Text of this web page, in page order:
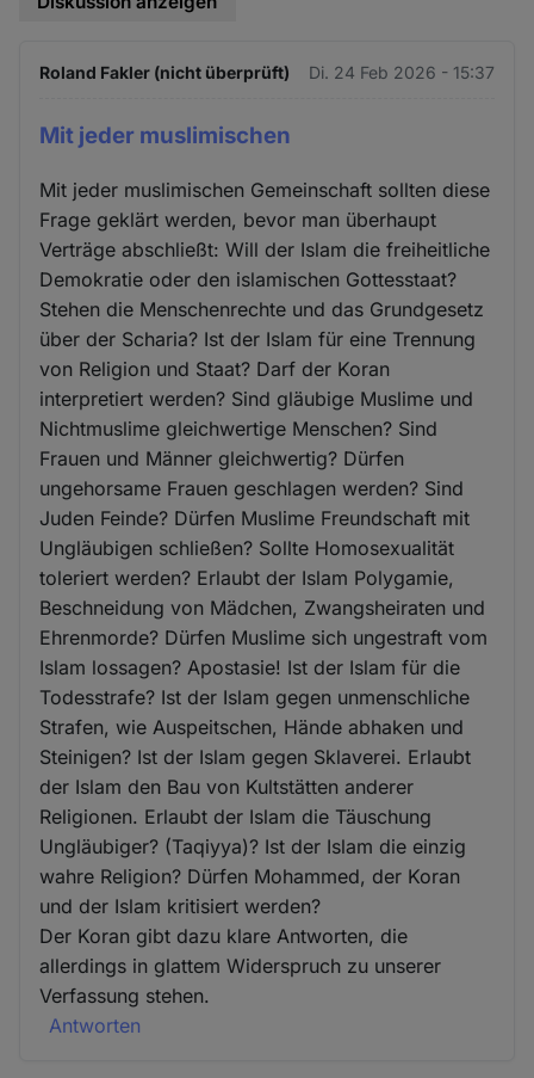
Roland Fakler (nicht überprüft) Di. 24 Feb 2026 - 15:37
Mit jeder muslimischen
Mit jeder muslimischen Gemeinschaft sollten diese
Frage geklärt werden, bevor man überhaupt
Verträge abschließt: Will der Islam die freiheitliche
Demokratie oder den islamischen Gottesstaat?
Stehen die Menschenrechte und das Grundgesetz
über der Scharia? Ist der Islam für eine Trennung
von Religion und Staat? Darf der Koran
interpretiert werden? Sind gläubige Muslime und
Nichtmuslime gleichwertige Menschen? Sind
Frauen und Männer gleichwertig? Dürfen
ungehorsame Frauen geschlagen werden? Sind
Juden Feinde? Dürfen Muslime Freundschaft mit
Ungläubigen schließen? Sollte Homosexualität
toleriert werden? Erlaubt der Islam Polygamie,
Beschneidung von Mädchen, Zwangsheiraten und
Ehrenmorde? Dürfen Muslime sich ungestraft vom
Islam lossagen? Apostasie! Ist der Islam für die
Todesstrafe? Ist der Islam gegen unmenschliche
Strafen, wie Auspeitschen, Hände abhaken und
Steinigen? Ist der Islam gegen Sklaverei. Erlaubt
der Islam den Bau von Kultstätten anderer
Religionen. Erlaubt der Islam die Täuschung
Ungläubiger? (Taqiyya)? Ist der Islam die einzig
wahre Religion? Dürfen Mohammed, der Koran
und der Islam kritisiert werden?
Der Koran gibt dazu klare Antworten, die
allerdings in glattem Widerspruch zu unserer
Verfassung stehen.
Antworten